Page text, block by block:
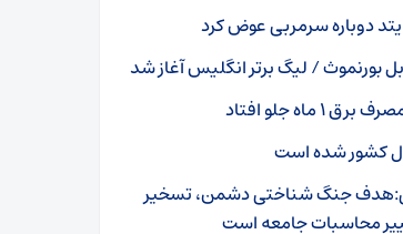
دوباره سرمربی عوض کرد
بورنموث / لیگ برتر انگلیس آغاز شد
ماه جلو افتاد
کشور شده است
جنگ شناختی دشمن، تسخیر
محاسبات جامعه است